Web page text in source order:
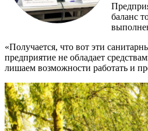
баланс
«Получается, что вот эти
предприятие не обладает
лишаем возможности работать и